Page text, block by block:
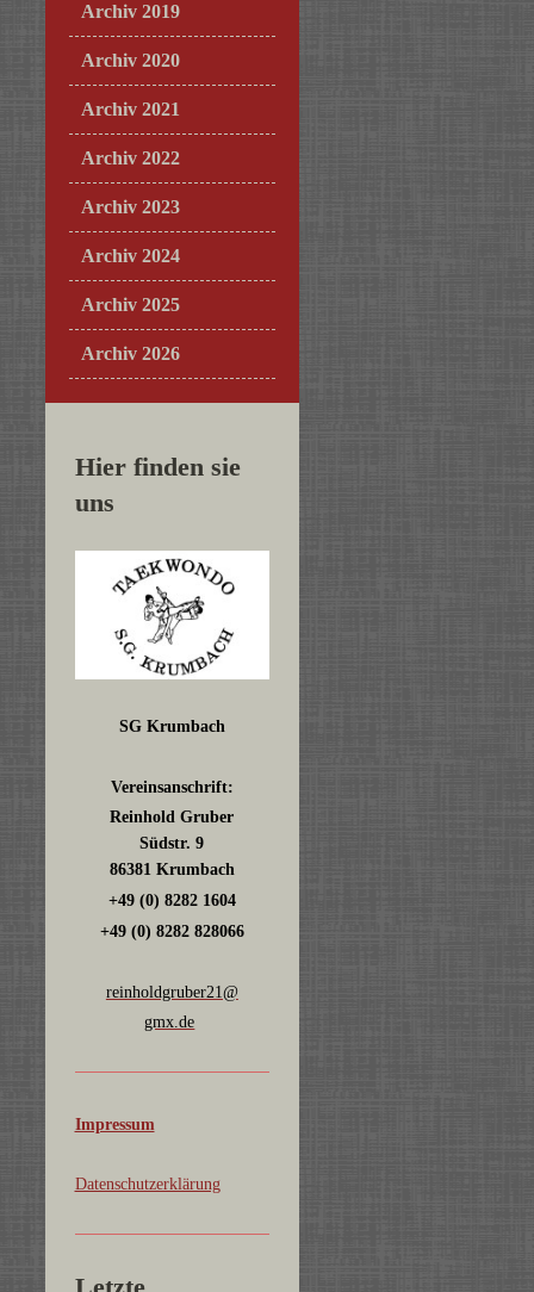
Archiv 2019
Archiv 2020
Archiv 2021
Archiv 2022
Archiv 2023
Archiv 2024
Archiv 2025
Archiv 2026
Hier finden sie
uns
SG Krumbach
Vereinsanschrift:
Reinhold Gruber
Südstr. 9
86381 Krumbach
+49 (0) 8282 1604
+49 (0) 8282 828066
reinholdgruber21@
gmx.de
Impressum
Datenschutzerklärung